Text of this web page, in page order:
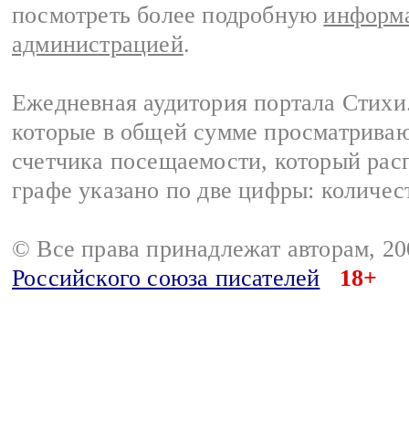
посмотреть более подробную
администрацией.
Ежедневная аудитория портала
которые в общей сумме
счетчика посещаемости, который
графе указано по две цифры:
© Все права принадлежат авторам,
Российского союза писателей
18+